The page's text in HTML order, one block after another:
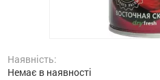
Наявність:
Немає в наявності